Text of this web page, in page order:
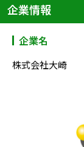
企業情報
企業名
株式会社大崎